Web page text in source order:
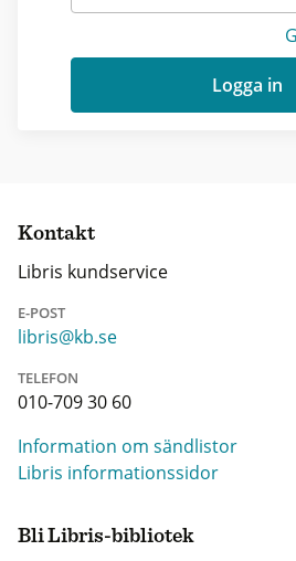
Logga in
Kontakt
Libris kundservice
E-POST
libris@kb.se
TELEFON
010-709 30 60
Information om sändlistor
Libris informationssidor
Bli Libris-bibliotek